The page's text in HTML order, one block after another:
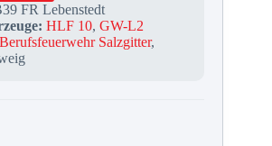
FR Lebenstedt
HLF 10, GW-L2
Berufsfeuerwehr Salzgitter,